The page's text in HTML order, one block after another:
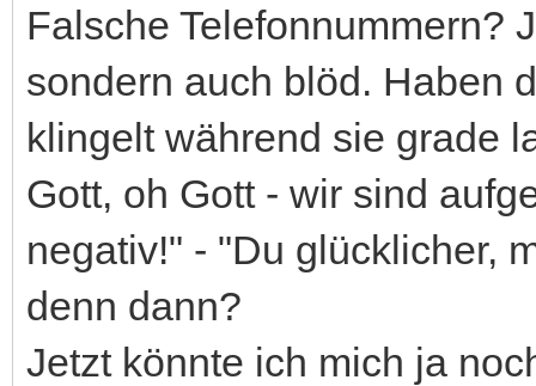
Falsche Telefonnummern?
sondern auch blöd. Haben
klingelt während sie grade
Gott, oh Gott - wir sind
negativ!" - "Du glücklicher,
denn dann?
Jetzt könnte ich mich ja